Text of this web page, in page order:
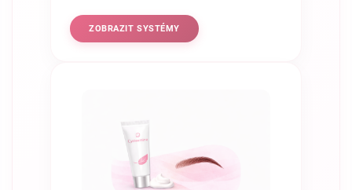
ZOBRAZIT SYSTÉMY